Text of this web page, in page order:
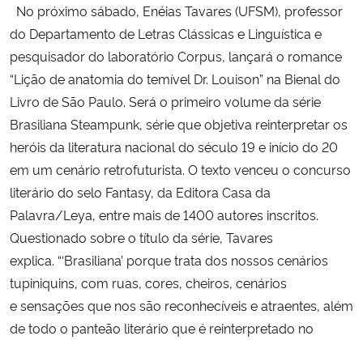
Ministério do Meio Ambiente
Ministério do Turismo
Ministério do Desenvolvimento Regional
Controladoria-Geral da União
Ministério da Mulher, da Família e dos Direitos Humanos
Secretaria de Governo
Gabinete de Segurança Institucional
No próximo sábado, Enéias Tavares (UFSM), professor
do Departamento de Letras Clássicas e Linguística e
pesquisador do laboratório Corpus, lançará o romance
“Lição de anatomia do temível Dr. Louison” na Bienal do
Livro de São Paulo. Será o primeiro volume da série
Brasiliana Steampunk, série que objetiva reinterpretar os
heróis da literatura nacional do século 19 e início do 20
em um cenário retrofuturista. O texto venceu o concurso
literário do selo Fantasy, da Editora Casa da
Palavra/Leya, entre mais de 1400 autores inscritos.
Questionado sobre o título da série, Tavares
explica. “‘Brasiliana’ porque trata dos nossos cenários
tupiniquins, com ruas, cores, cheiros, cenários
e sensações que nos são reconhecíveis e atraentes, além
de todo o panteão literário que é reinterpretado no